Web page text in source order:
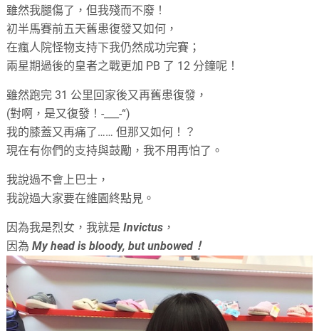
雖然我腿傷了，但我殘而不廢！
初半馬賽前五天舊患復發又如何，
在瘋人院怪物支持下我仍然成功完賽；
兩星期過後的皇者之戰更加 PB 了 12 分鐘呢！
雖然跑完 31 公里回家後又再舊患復發，
(對啊，是又復發！-___-“)
我的膝蓋又再痛了…… 但那又如何！？
現在有你們的支持與鼓勵，我不用再怕了。
我說過不會上巴士，
我說過大家要在維園終點見。
因為我是烈女，我就是Invictus ，
因為My head is bloody, but unbowed！